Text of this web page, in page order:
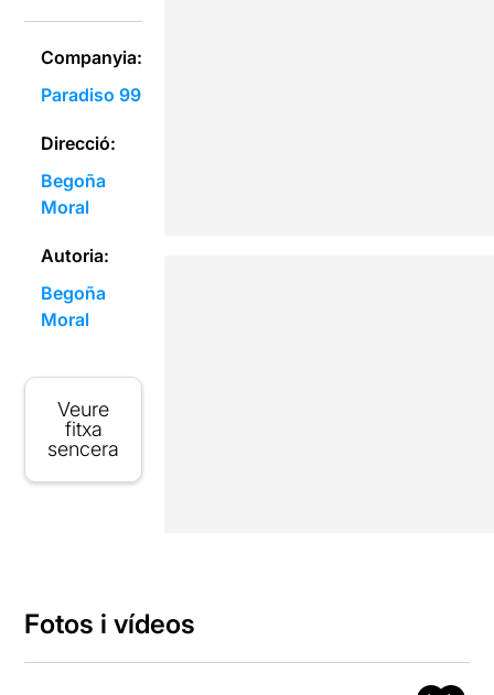
Companyia:
Paradiso 99
Direcció:
Begoña
Moral
Autoria:
Begoña
Moral
Veure
fitxa
sencera
Fotos i vídeos